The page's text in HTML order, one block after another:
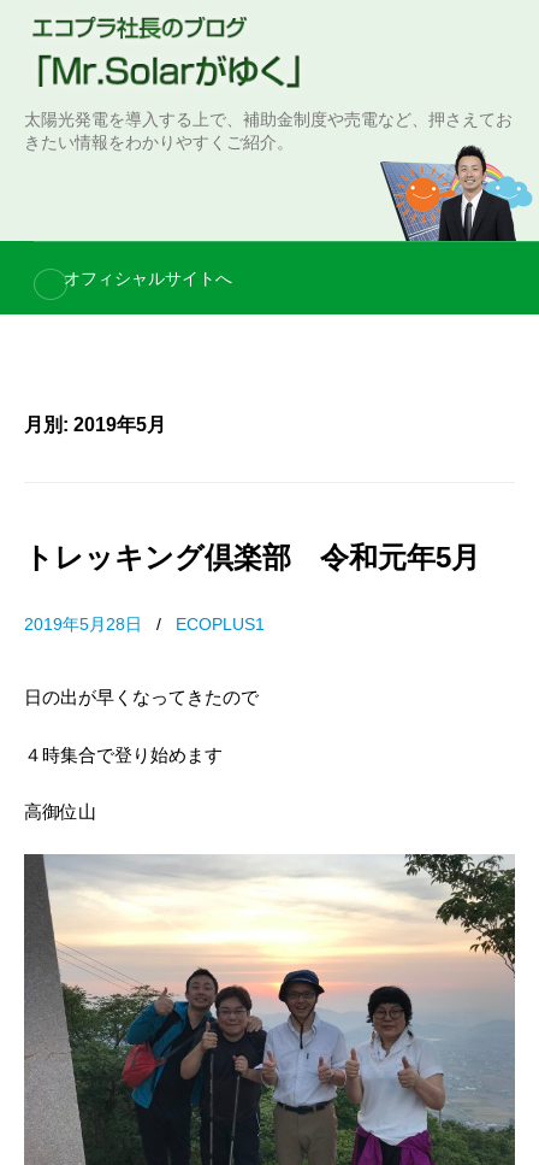
e
太陽光発電を導入する上で、補助金制度や売電など、押さえてお
きたい情報をわかりやすくご紹介。
オフィシャルサイトへ
月別: 2019年5月
トレッキング倶楽部 令和元年5月
2019年5月28日 / ECOPLUS1
日の出が早くなってきたので
４時集合で登り始めます
高御位山